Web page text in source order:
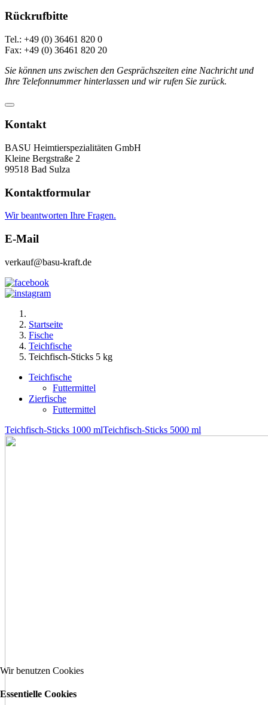
Rückrufbitte
Tel.: +49 (0) 36461 820 0
Fax: +49 (0) 36461 820 20
Sie können uns zwischen den Gesprächszeiten eine Nachricht und
Ihre Telefonnummer hinterlassen und wir rufen Sie zurück.
Kontakt
BASU Heimtierspezialitäten GmbH
Kleine Bergstraße 2
99518 Bad Sulza
Kontaktformular
Wir beantworten Ihre Fragen.
E-Mail
verkauf@basu-kraft.de
Startseite
Fische
Teichfische
Teichfisch-Sticks 5 kg
Teichfische
Futtermittel
Zierfische
Futtermittel
Teichfisch-Sticks 1000 mlTeichfisch-Sticks 5000 ml
Wir benutzen Cookies
Essentielle Cookies